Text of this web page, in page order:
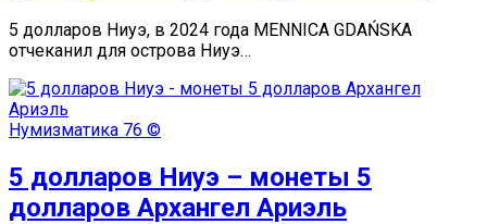
5 долларов Ниуэ, в 2024 года MENNICA GDAŃSKA
отчеканил для острова Ниуэ…
Нумизматика 76 ©
5 долларов Ниуэ – монеты 5
долларов Архангел Ариэль